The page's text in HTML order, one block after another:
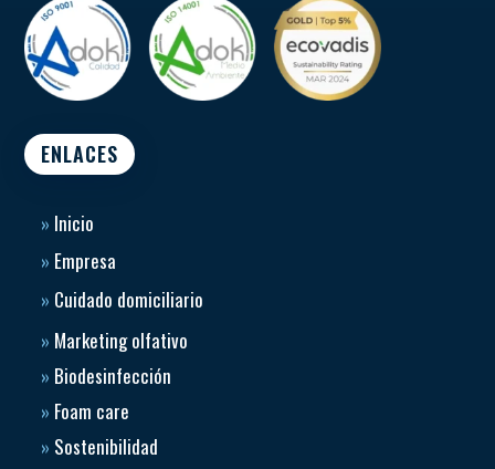
ENLACES
» Inicio
» Empresa
» Cuidado domiciliario
» Marketing olfativo
» Biodesinfección
» Foam care
» Sostenibilidad